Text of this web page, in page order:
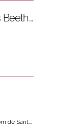
Candlelight: Mozart vs Beethoven
MISS - Museu da Imagem e do Som de Santos